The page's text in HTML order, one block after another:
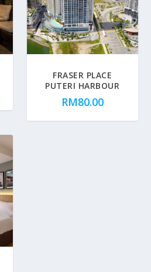
FRASER PLACE
PUTERI HARBOUR
RM80.00